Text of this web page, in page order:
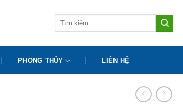
PHONG THỦY LIÊN HỆ